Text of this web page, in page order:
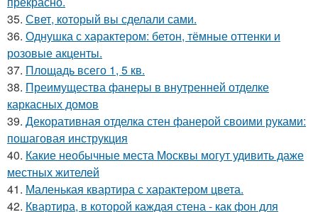
35. Свет, который вы сделали сами.
36. Однушка с характером: бетон, тёмные оттенки и
розовые акценты.
37. Площадь всего 1, 5 кв.
38. Преимущества фанеры в внутренней отделке
каркасных домов
39. Декоративная отделка стен фанерой своими руками:
пошаговая инструкция
40. Какие необычные места Москвы могут удивить даже
местных жителей
41. Маленькая квартира с характером цвета.
42. Квартира, в которой каждая стена - как фон для